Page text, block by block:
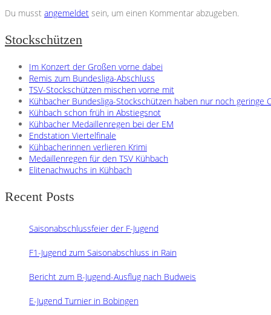
Du musst angemeldet sein, um einen Kommentar abzugeben.
Stockschützen
Im Konzert der Großen vorne dabei
Remis zum Bundesliga-Abschluss
TSV-Stockschützen mischen vorne mit
Kühbacher Bundesliga-Stockschützen haben nur noch geringe
Kühbach schon früh in Abstiegsnot
Kühbacher Medaillenregen bei der EM
Endstation Viertelfinale
Kühbacherinnen verlieren Krimi
Medaillenregen für den TSV Kühbach
Elitenachwuchs in Kühbach
Recent Posts
Saisonabschlussfeier der F-Jugend
F1-Jugend zum Saisonabschluss in Rain
Bericht zum B-Jugend-Ausflug nach Budweis
E-Jugend Turnier in Bobingen